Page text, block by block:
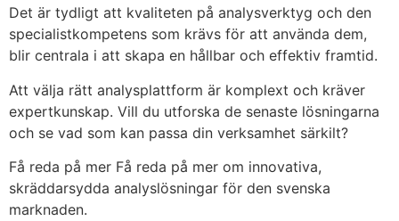
Det är tydligt att kvaliteten på analysverktyg och den
specialistkompetens som krävs för att använda dem,
blir centrala i att skapa en hållbar och effektiv framtid.
Att välja rätt analysplattform är komplext och kräver
expertkunskap. Vill du utforska de senaste lösningarna
och se vad som kan passa din verksamhet särkilt?
Få reda på mer Få reda på mer om innovativa,
skräddarsydda analyslösningar för den svenska
marknaden.